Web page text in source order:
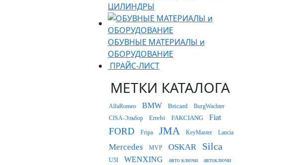
ЦИЛИНДРЫ
ОБУВНЫЕ МАТЕРИАЛЫ и
ОБОРУДОВАНИЕ
ПРАЙС-ЛИСТ
МЕТКИ КАТАЛОГА
AlfaRomeo BMW Bricard
BurgWachter
CISA-Эльбор
Errebi FAKCIANG Fiat
FORD Fripa JMA KeyMaster Lancia
Mercedes MVP OSKAR Silca
U5I WENXING авто ключи
автоключи